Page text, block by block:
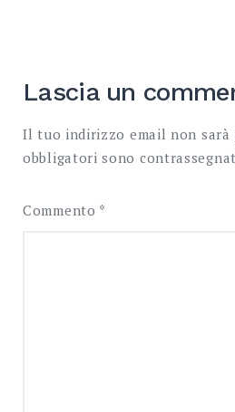
Lascia un
Il tuo indirizzo email non sarà
obbligatori sono
Commento *